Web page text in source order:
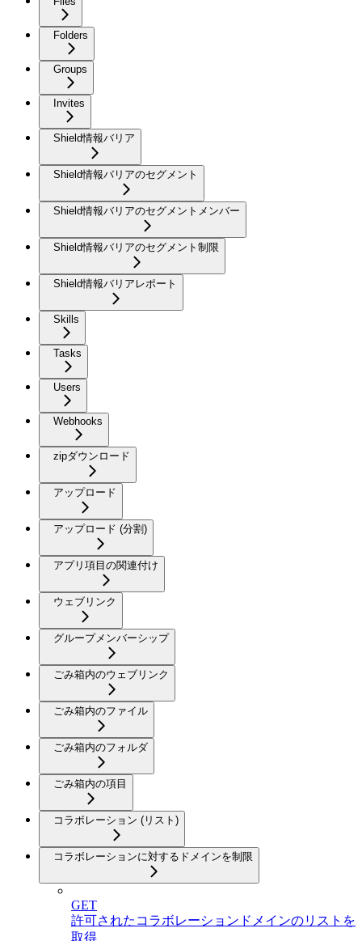
Folders
Groups
Invites
Shield情報バリア
Shield情報バリアのセグメント
Shield情報バリアのセグメントメンバー
Shield情報バリアのセグメント制限
Shield情報バリアレポート
Skills
Tasks
Users
Webhooks
zipダウンロード
アップロード
アップロード (分割)
アプリ項目の関連付け
ウェブリンク
グループメンバーシップ
ごみ箱内のウェブリンク
ごみ箱内のファイル
ごみ箱内のフォルダ
ごみ箱内の項目
コラボレーション (リスト)
コラボレーションに対するドメインを制限
GET
許可されたコラボレーションドメインのリストを
取得